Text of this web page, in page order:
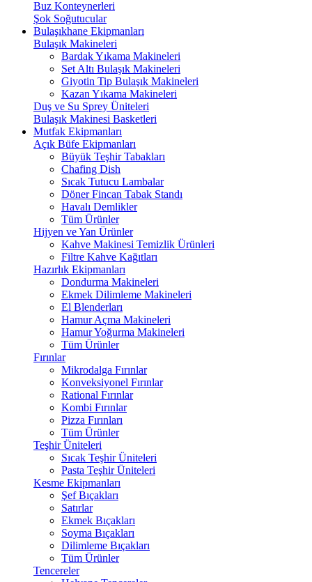
Buz Konteynerleri
Şok Soğutucular
Bulaşıkhane Ekipmanları
Bulaşık Makineleri
Bardak Yıkama Makineleri
Set Altı Bulaşık Makineleri
Giyotin Tip Bulaşık Makineleri
Kazan Yıkama Makineleri
Duş ve Su Sprey Üniteleri
Bulaşık Makinesi Basketleri
Mutfak Ekipmanları
Açık Büfe Ekipmanları
Büyük Teşhir Tabakları
Chafing Dish
Sıcak Tutucu Lambalar
Döner Fincan Tabak Standı
Havalı Demlikler
Tüm Ürünler
Hijyen ve Yan Ürünler
Kahve Makinesi Temizlik Ürünleri
Filtre Kahve Kağıtları
Hazırlık Ekipmanları
Dondurma Makineleri
Ekmek Dilimleme Makineleri
El Blenderları
Hamur Açma Makineleri
Hamur Yoğurma Makineleri
Tüm Ürünler
Fırınlar
Mikrodalga Fırınlar
Konveksiyonel Fırınlar
Rational Fırınlar
Kombi Fırınlar
Pizza Fırınları
Tüm Ürünler
Teşhir Üniteleri
Sıcak Teşhir Üniteleri
Pasta Teşhir Üniteleri
Kesme Ekipmanları
Şef Bıçakları
Satırlar
Ekmek Bıçakları
Soyma Bıçakları
Dilimleme Bıçakları
Tüm Ürünler
Tencereler